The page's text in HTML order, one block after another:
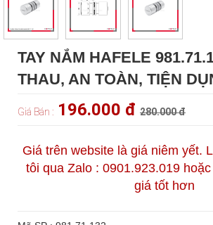
TAY NẮM HAFELE
THAU, AN TOÀN, TIỆN
Giá Bán : 196.000 đ 280.000 đ
Giá trên website là giá niêm yết.
tôi qua Zalo : 0901.923.019
giá tốt hơn